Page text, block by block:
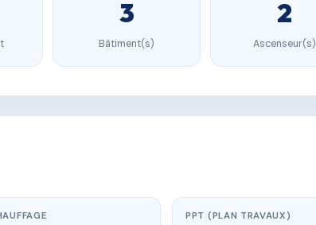
3
Bâtiment(s)
2
Ascenseur(s)
PPT (PLAN TRAVAUX)